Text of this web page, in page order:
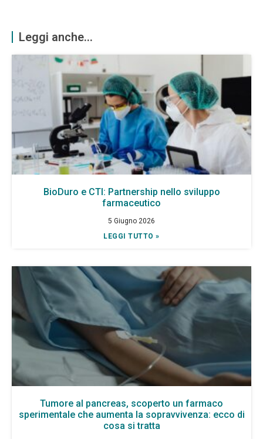
Leggi anche...
BioDuro e CTI: Partnership nello sviluppo
farmaceutico
5 Giugno 2026
LEGGI TUTTO »
Tumore al pancreas, scoperto un farmaco
sperimentale che aumenta la sopravvivenza: ecco di
cosa si tratta